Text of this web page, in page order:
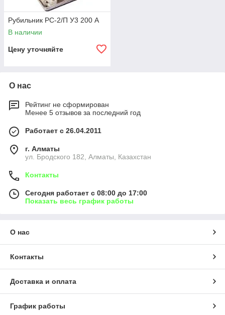
Рубильник РС-2/П У3 200 А
В наличии
Цену уточняйте
О нас
Рейтинг не сформирован
Менее 5 отзывов за последний год
Работает с 26.04.2011
г. Алматы
ул. Бродского 182, Алматы, Казахстан
Контакты
Сегодня работает с 08:00 до 17:00
Показать весь график работы
О нас
Контакты
Доставка и оплата
График работы